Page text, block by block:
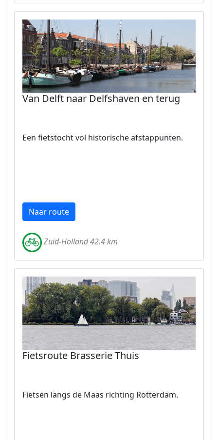
Van Delft naar Delfshaven en terug
Een fietstocht vol historische afstappunten.
Naar route
Zuid-Holland 42.4 km
Fietsroute Brasserie Thuis
Fietsen langs de Maas richting Rotterdam.